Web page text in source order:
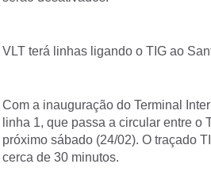
VLT terá linhas ligando o TIG ao
Com a inauguração do Terminal
linha 1, que passa a circular entre o
próximo sábado (24/02). O traçado
cerca de 30 minutos.